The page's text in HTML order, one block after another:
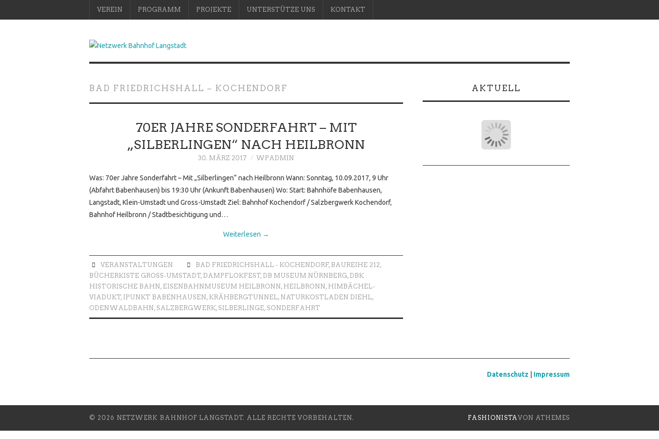
VEREIN PROGRAMM PROJEKTE UNTERSTÜTZE UNS KONTAKT
BAD FRIEDRICHSHALL – KOCHENDORF
70ER JAHRE SONDERFAHRT – MIT
„SILBERLINGEN“ NACH HEILBRONN
30. MÄRZ 2017 WPADMIN
Was: 70er Jahre Sonderfahrt – Mit „Silberlingen“ nach Heilbronn Wann: Sonntag, 10.09.2017, 9 Uhr
(Abfahrt Babenhausen) bis 19:30 Uhr (Ankunft Babenhausen) Wo: Start: Bahnhöfe Babenhausen,
Langstadt, Klein-Umstadt und Gross-Umstadt Ziel: Bahnhof Kochendorf / Salzbergwerk Kochendorf,
Bahnhof Heilbronn / Stadtbesichtigung und…
Weiterlesen →
VERANSTALTUNGEN BAD FRIEDRICHSHALL - KOCHENDORF, BAUREIHE 212,
BÜCHERKISTE GROSS-UMSTADT
, DAMPFLOKFEST, DB MUSEUM NÜRNBERG, DBK
HISTORISCHE BAHN, EISENBAHNMUSEUM HEILBRONN, HEILBRONN, HIMBÄCHEL-
VIADUKT, IPUNKT BABENHAUSEN, KRÄHBERGTUNNEL, NATURKOSTLADEN DIEHL,
ODENWALDBAHN, SALZBERGWERK, SILBERLINGE, SONDERFAHRT
AKTUELL
Datenschutz Impressum
© 2026 NETZWERK BAHNHOF LANGSTADT. ALLE RECHTE VORBEHALTEN. FASHIONISTAVON ATHEMES